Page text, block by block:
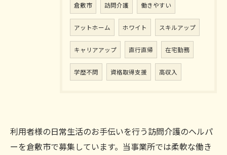
倉敷市 訪問介護 働きやすい
アットホーム ホワイト スキルアップ
キャリアアップ 直行直帰 在宅勤務
学歴不問 資格取得支援 高収入
利用者様の日常生活のお手伝いを行う訪問介護のヘルパ
ーを倉敷市で募集しています。当事業所では柔軟な働き